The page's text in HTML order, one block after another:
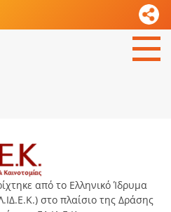
από το Ελληνικό Ίδρυμα
στο πλαίσιο της Δράσης